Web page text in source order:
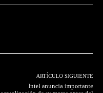
ARTÍCULO SIGUIENTE
Intel anuncia importante